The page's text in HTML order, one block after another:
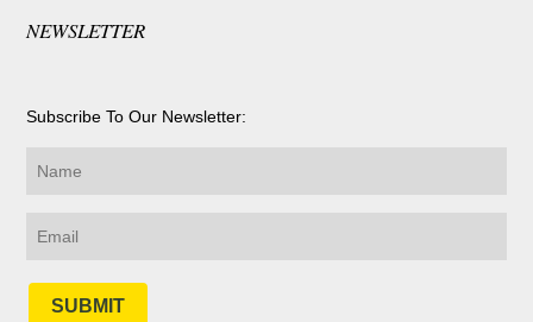
NEWSLETTER
Subscribe To Our Newsletter:
SUBMIT